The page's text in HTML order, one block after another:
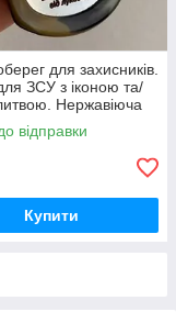
для захисників.
ЗСУ з іконою та/
Нержавіюча
Оплата при
Гарантія 10 років
відправки
Купити